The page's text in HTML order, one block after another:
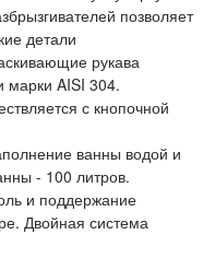
позволяет
детали
рукава
марки AISI 304.
с кнопочной
ванны водой и
- 100 литров.
и поддержание
Двойная система